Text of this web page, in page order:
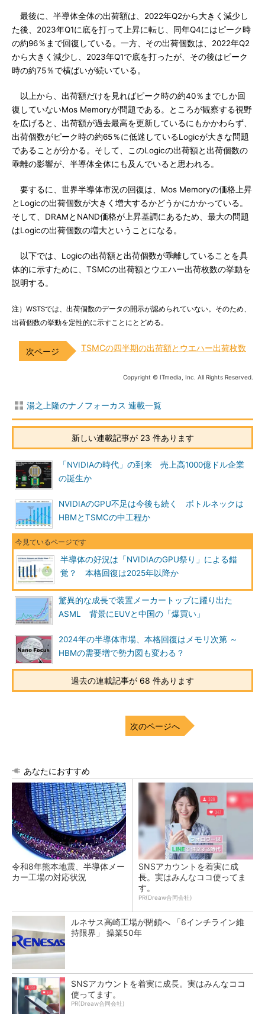
最後に、半導体全体の出荷額は、2022年Q2から大きく減少し
た後、2023年Q1に底を打って上昇に転じ、同年Q4にはピーク時
の約96％まで回復している。一方、その出荷個数は、2022年Q2
から大きく減少し、2023年Q1で底を打ったが、その後はピーク
時の約75％で横ばいが続いている。
以上から、出荷額だけを見ればピーク時の約40％までしか回
復していないMos Memoryが問題である。ところが観察する視野
を広げると、出荷額が過去最高を更新しているにもかかわらず、
出荷個数がピーク時の約65％に低迷しているLogicが大きな問題
であることが分かる。そして、このLogicの出荷額と出荷個数の
乖離の影響が、半導体全体にも及んでいると思われる。
要するに、世界半導体市況の回復は、Mos Memoryの価格上昇
とLogicの出荷個数が大きく増大するかどうかにかかっている。
そして、DRAMとNAND価格が上昇基調にあるため、最大の問題
はLogicの出荷個数の増大ということになる。
以下では、Logicの出荷額と出荷個数が乖離していることを具
体的に示すために、TSMCの出荷額とウエハー出荷枚数の挙動を
説明する。
注）WSTSでは、出荷個数のデータの開示が認められていない。そのため、
出荷個数の挙動を定性的に示すことにとどめる。
TSMCの四半期の出荷額とウエハー出荷枚数
Copyright © ITmedia, Inc. All Rights Reserved.
湯之上隆のナノフォーカス 連載一覧
新しい連載記事が 23 件あります
「NVIDIAの時代」の到来 売上高1000億ドル企業
の誕生か
NVIDIAのGPU不足は今後も続く ボトルネックは
HBMとTSMCの中工程か
半導体の好況は「NVIDIAのGPU祭り」による錯
覚？ 本格回復は2025年以降か
驚異的な成長で装置メーカートップに躍り出た
ASML 背景にEUVと中国の「爆買い」
2024年の半導体市場、本格回復はメモリ次第 ～
HBMの需要増で勢力図も変わる？
過去の連載記事が 68 件あります
次のページへ
あなたにおすすめ
令和8年熊本地震、半導体メー
カー工場の対応状況
SNSアカウントを着実に成
長。実はみんなココ使ってま
す。
PR(Dreaw合同会社)
ルネサス高崎工場が閉鎖へ 「6インチライン維
持限界」 操業50年
SNSアカウントを着実に成長。実はみんなココ
使ってます。
PR(Dreaw合同会社)